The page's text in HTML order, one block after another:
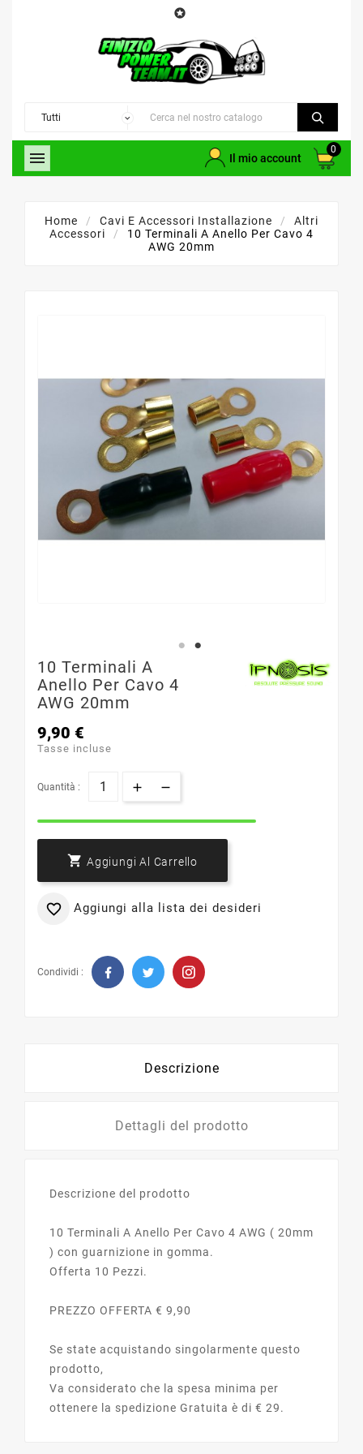

 Il mio account
0
Home Cavi E Accessori Installazione
Altri
Accessori
10 Terminali A Anello Per Cavo 4
AWG 20mm
10 Terminali A
Anello Per Cavo 4
AWG 20mm
9,90 €
Tasse incluse
Quantità :
 Aggiungi Al Carrello
 Aggiungi alla lista dei desideri
Condividi :
Descrizione
Dettagli del prodotto
Descrizione del prodotto
10 Terminali A Anello Per Cavo 4 AWG ( 20mm
) con guarnizione in gomma.
Offerta 10 Pezzi.
PREZZO OFFERTA € 9,90
Se state acquistando singolarmente questo
prodotto,
Va considerato che la spesa minima per
ottenere la spedizione Gratuita è di € 29.